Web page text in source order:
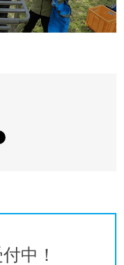
中！